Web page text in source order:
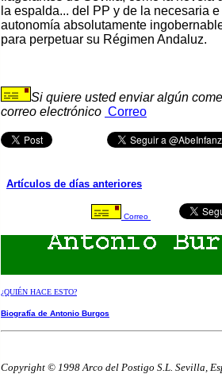
la espalda... del PP y de la necesaria
autonomía absolutamente
para perpetuar su Régimen Andaluz.
Si quiere usted enviar algún
correo electrónico Correo
Artículos de días anteriores
Correo
¿QUIÉN HACE ESTO?
Biografía de Antonio Burgos
Copyright © 1998 Arco del Postigo S.L. Sevilla,